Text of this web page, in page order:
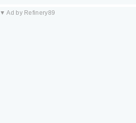
▼ Ad by Refinery89